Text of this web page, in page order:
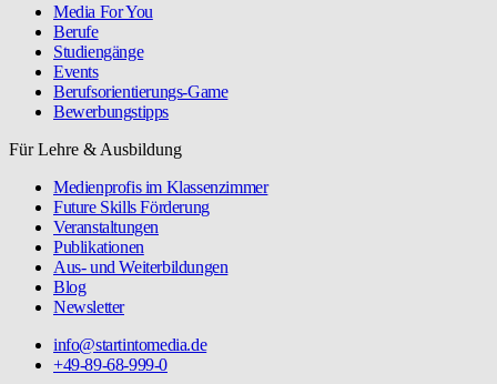
Media For You
Berufe
Studiengänge
Events
Berufsorientierungs-Game
Bewerbungstipps
Für Lehre & Ausbildung
Medienprofis im Klassenzimmer
Future Skills Förderung
Veranstaltungen
Publikationen
Aus- und Weiterbildungen
Blog
Newsletter
info@startintomedia.de
+49-89-68-999-0